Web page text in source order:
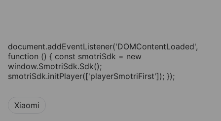
document.addEventListener('DOMContentLoaded',
function () { const smotriSdk = new
window.SmotriSdk.Sdk();
smotriSdk.initPlayer(['playerSmotriFirst']); });
Xiaomi